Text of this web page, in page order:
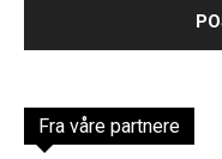
Fra våre partnere